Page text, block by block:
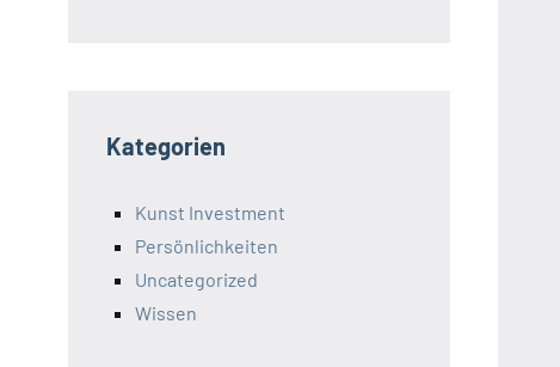
Kategorien
Kunst Investment
Persönlichkeiten
Uncategorized
Wissen